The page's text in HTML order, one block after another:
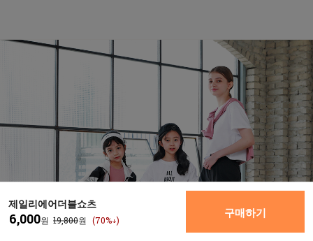
제일리에어더블쇼츠
6,000원 19,800원 (70%↓)
구매하기